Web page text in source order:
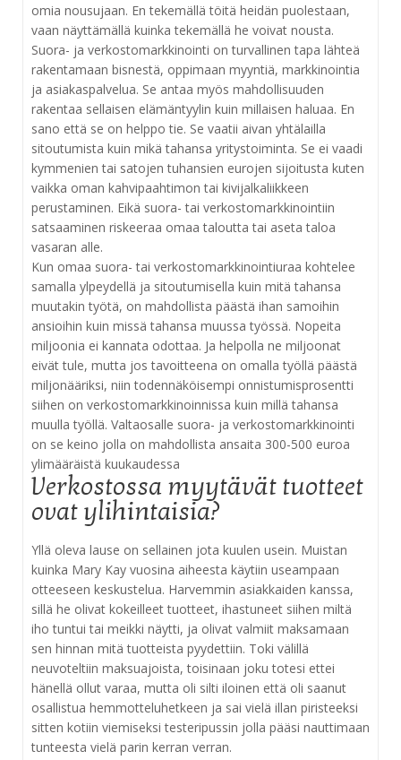
omia nousujaan. En tekemällä töitä heidän puolestaan,
vaan näyttämällä kuinka tekemällä he voivat nousta.
Suora- ja verkostomarkkinointi on turvallinen tapa lähteä
rakentamaan bisnestä, oppimaan myyntiä, markkinointia
ja asiakaspalvelua. Se antaa myös mahdollisuuden
rakentaa sellaisen elämäntyylin kuin millaisen haluaa. En
sano että se on helppo tie. Se vaatii aivan yhtälailla
sitoutumista kuin mikä tahansa yritystoiminta. Se ei vaadi
kymmenien tai satojen tuhansien eurojen sijoitusta kuten
vaikka oman kahvipaahtimon tai kivijalkaliikkeen
perustaminen. Eikä suora- tai verkostomarkkinointiin
satsaaminen riskeeraa omaa taloutta tai aseta taloa
vasaran alle.
Kun omaa suora- tai verkostomarkkinointiuraa kohtelee
samalla ylpeydellä ja sitoutumisella kuin mitä tahansa
muutakin työtä, on mahdollista päästä ihan samoihin
ansioihin kuin missä tahansa muussa työssä. Nopeita
miljoonia ei kannata odottaa. Ja helpolla ne miljoonat
eivät tule, mutta jos tavoitteena on omalla työllä päästä
miljonääriksi, niin todennäköisempi onnistumisprosentti
siihen on verkostomarkkinoinnissa kuin millä tahansa
muulla työllä. Valtaosalle suora- ja verkostomarkkinointi
on se keino jolla on mahdollista ansaita 300-500 euroa
ylimääräistä kuukaudessa
Verkostossa myytävät tuotteet
ovat ylihintaisia?
Yllä oleva lause on sellainen jota kuulen usein. Muistan
kuinka Mary Kay vuosina aiheesta käytiin useampaan
otteeseen keskustelua. Harvemmin asiakkaiden kanssa,
sillä he olivat kokeilleet tuotteet, ihastuneet siihen miltä
iho tuntui tai meikki näytti, ja olivat valmiit maksamaan
sen hinnan mitä tuotteista pyydettiin. Toki välillä
neuvoteltiin maksuajoista, toisinaan joku totesi ettei
hänellä ollut varaa, mutta oli silti iloinen että oli saanut
osallistua hemmotteluhetkeen ja sai vielä illan piristeeksi
sitten kotiin viemiseksi testeripussin jolla pääsi nauttimaan
tunteesta vielä parin kerran verran.